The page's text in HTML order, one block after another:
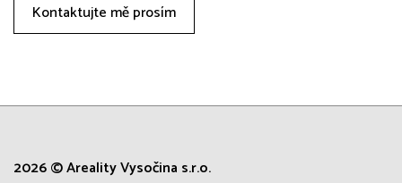
Kontaktujte mě prosím
2026 © Areality Vysočina s.r.o.